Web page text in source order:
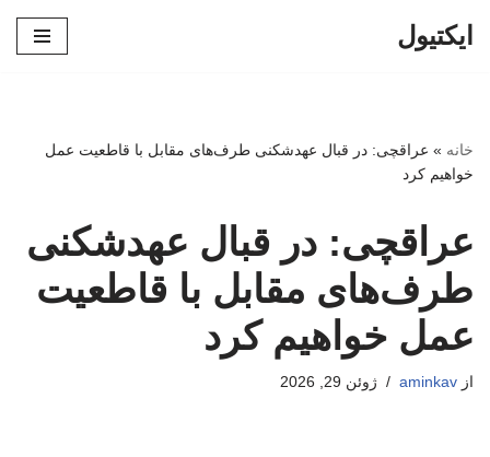
ایکتیول
خانه » عراقچی: در قبال عهدشکنی طرف‌های مقابل با قاطعیت عمل
خواهیم کرد
عراقچی: در قبال عهدشکنی
طرف‌های مقابل با قاطعیت
عمل خواهیم کرد
از aminkav ژوئن 29, 2026